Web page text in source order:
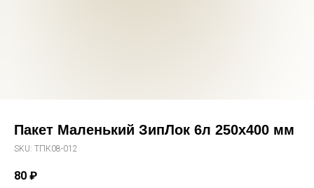
Пакет Маленький ЗипЛок 6л 250х400 мм
SKU: TПК08-012
80 ₽